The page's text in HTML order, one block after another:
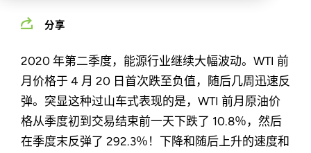
分享
2020 年第二季度，能源行业继续大幅波动。WTI 前
月价格于 4 月 20 日首次跌至负值，随后几周迅速反
弹。突显这种过山车式表现的是，WTI 前月原油价
格从季度初到交易结束前一天下跌了 10.8％，然后
在季度末反弹了 292.3％！下降和随后上升的速度和